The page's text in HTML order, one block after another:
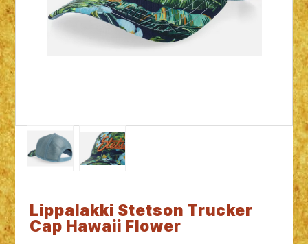
Lippalakki Stetson Trucker
Cap Hawaii Flower